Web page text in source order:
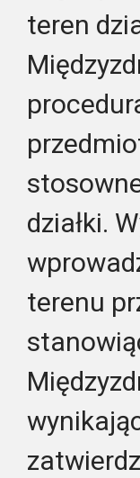
teren
działki.
terenu